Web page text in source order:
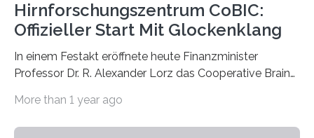
Hirnforschungszentrum CoBIC:
Offizieller Start Mit Glockenklang
In einem Festakt eröffnete heute Finanzminister
Professor Dr. R. Alexander Lorz das Cooperative Brain
der Goethe-Universität Frankfurt. Das CoBIC ist eine
More than 1 year ago